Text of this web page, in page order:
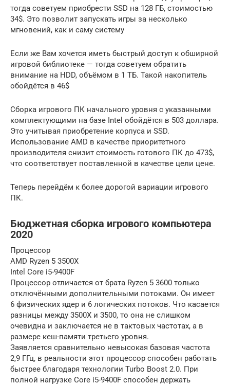
тогда советуем приобрести SSD на 128 ГБ, стоимостью
34$. Это позволит запускать игры за несколько
мгновений, как и саму систему
Если же Вам хочется иметь быстрый доступ к обширной
игровой библиотеке — тогда советуем обратить
внимание на HDD, объёмом в 1 ТБ. Такой накопитель
обойдётся в 46$
Сборка игрового ПК начального уровня с указанными
комплектующими на базе Intel обойдётся в 503 доллара.
Это учитывая приобретение корпуса и SSD.
Использование AMD в качестве приоритетного
производителя снизит стоимость готового ПК до 473$,
что соответствует поставленной в качестве цели цене.
Теперь перейдём к более дорогой вариации игрового
ПК.
Бюджетная сборка игрового компьютера
2020
Процессор
AMD Ryzen 5 3500X
Intel Core i5-9400F
Процессор отличается от брата Ryzen 5 3600 только
отключёнными дополнительными потоками. Он имеет
6 физических ядер и 6 логических потоков. Что касается
разницы между 3500X и 3500, то она не слишком
очевидна и заключается не в тактовых частотах, а в
размере кеш-памяти третьего уровня.
Заявляется сравнительно невысокая базовая частота
2,9 ГГц, в реальности этот процессор способен работать
быстрее благодаря технологии Turbo Boost 2.0. При
полной нагрузке Core i5-9400F способен держать